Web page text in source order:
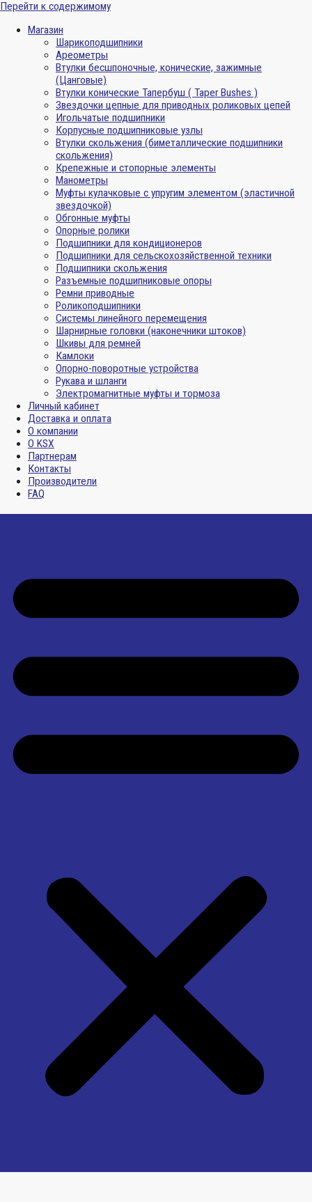
Перейти к содержимому
Магазин
Шарикоподшипники
Ареометры
Втулки бесшпоночные, конические, зажимные
(Цанговые)
Втулки конические Тапербуш ( Taper Bushes )
Звездочки цепные для приводных роликовых цепей
Игольчатые подшипники
Корпусные подшипниковые узлы
Втулки скольжения (биметаллические подшипники
скольжения)
Крепежные и стопорные элементы
Манометры
Муфты кулачковые с упругим элементом (эластичной
звездочкой)
Обгонные муфты
Опорные ролики
Подшипники для кондиционеров
Подшипники для сельскохозяйственной техники
Подшипники скольжения
Разъемные подшипниковые опоры
Ремни приводные
Роликоподшипники
Системы линейного перемещения
Шарнирные головки (наконечники штоков)
Шкивы для ремней
Камлоки
Опорно-поворотные устройства
Рукава и шланги
Электромагнитные муфты и тормоза
Личный кабинет
Доставка и оплата
О компании
О KSX
Партнерам
Контакты
Производители
FAQ